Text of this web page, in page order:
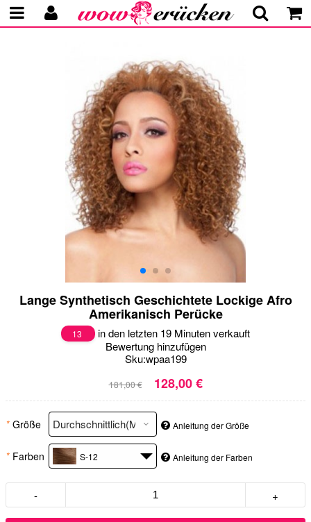
Lange Synthetisch Geschichtete Lockige Afro
Amerikanisch Perücke
13
in den letzten 19 Minuten verkauft
Bewertung hinzufügen
Sku:wpaa199
181,00 € 128,00 €
* Größe Anleitung der Größe
* Farben S-12 Anleitung der Farben
- +